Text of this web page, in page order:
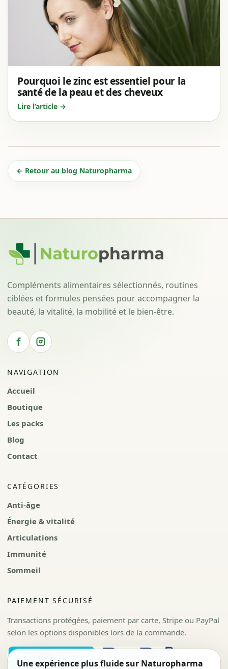
Pourquoi le zinc est essentiel pour la
santé de la peau et des cheveux
Lire l’article →
← Retour au blog Naturopharma
Compléments alimentaires sélectionnés, routines
ciblées et formules pensées pour accompagner la
beauté, la vitalité, la mobilité et le bien-être.
NAVIGATION
Accueil
Boutique
Les packs
Blog
Contact
CATÉGORIES
Anti-âge
Énergie & vitalité
Articulations
Immunité
Sommeil
PAIEMENT SÉCURISÉ
Transactions protégées, paiement par carte, Stripe ou PayPal
selon les options disponibles lors de la commande.
Une expérience plus fluide sur Naturopharma